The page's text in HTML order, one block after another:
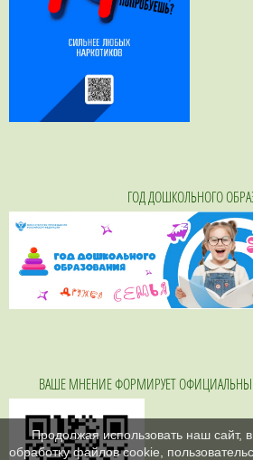
ГОД ДОШКОЛЬНОГО
ВАШЕ МНЕНИЕ ФОРМИРУЕТ
Продолжая использовать наш сайт,
обработку файлов cookie,